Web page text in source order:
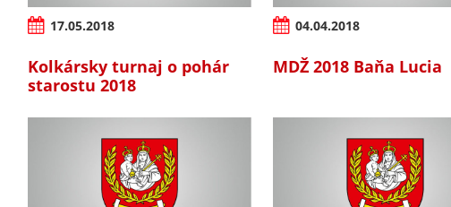
17.05.2018
Kolkársky turnaj o pohár
starostu 2018
04.04.2018
MDŽ 2018 Baňa Lucia